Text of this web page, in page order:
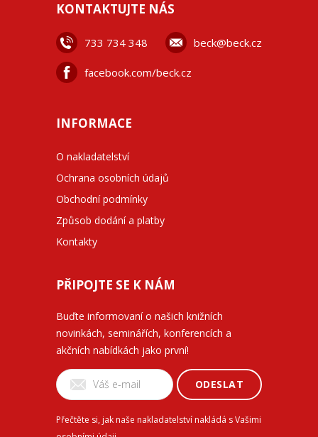
KONTAKTUJTE NÁS
733 734 348 beck@beck.cz
facebook.com/beck.cz
INFORMACE
O nakladatelství
Ochrana osobních údajů
Obchodní podmínky
Způsob dodání a platby
Kontakty
PŘIPOJTE SE K NÁM
Buďte informovaní o našich knižních
novinkách, seminářích, konferencích a
akčních nabídkách jako první!
ODESLAT
Přečtěte si, jak naše nakladatelství nakládá s Vašimi